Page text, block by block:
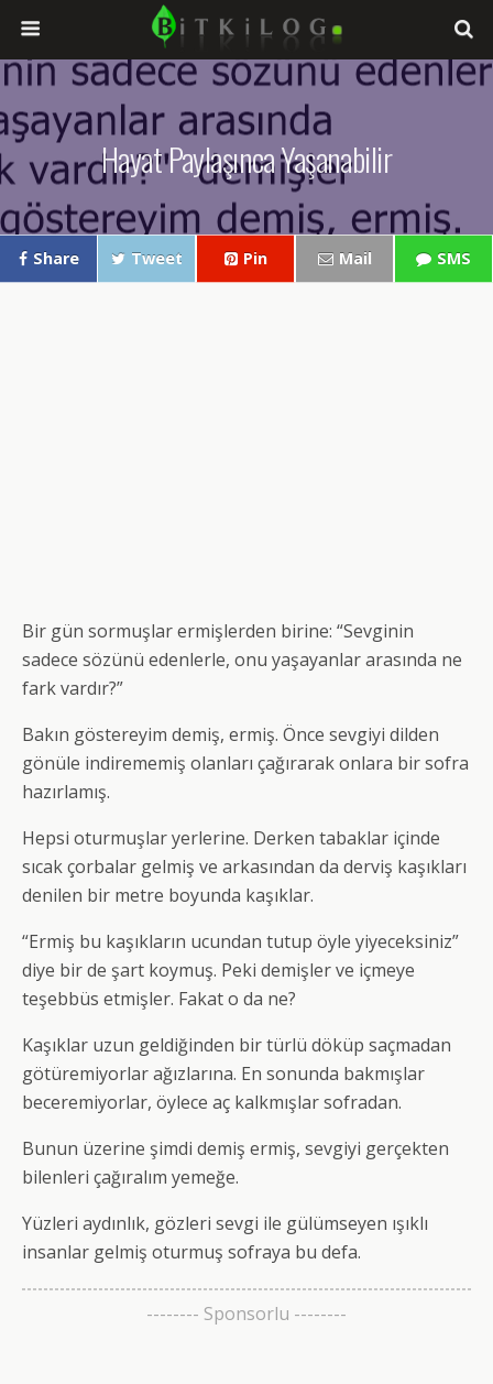
Hayat Paylaşınca Yaşanabilir
Share Tweet Pin Mail SMS
Bir gün sormuşlar ermişlerden birine: “Sevginin
sadece sözünü edenlerle, onu yaşayanlar arasında ne
fark vardır?”
Bakın göstereyim demiş, ermiş. Önce sevgiyi dilden
gönüle indirememiş olanları çağırarak onlara bir sofra
hazırlamış.
Hepsi oturmuşlar yerlerine. Derken tabaklar içinde
sıcak çorbalar gelmiş ve arkasından da derviş kaşıkları
denilen bir metre boyunda kaşıklar.
“Ermiş bu kaşıkların ucundan tutup öyle yiyeceksiniz”
diye bir de şart koymuş. Peki demişler ve içmeye
teşebbüs etmişler. Fakat o da ne?
Kaşıklar uzun geldiğinden bir türlü döküp saçmadan
götüremiyorlar ağızlarına. En sonunda bakmışlar
beceremiyorlar, öylece aç kalkmışlar sofradan.
Bunun üzerine şimdi demiş ermiş, sevgiyi gerçekten
bilenleri çağıralım yemeğe.
Yüzleri aydınlık, gözleri sevgi ile gülümseyen ışıklı
insanlar gelmiş oturmuş sofraya bu defa.
-------- Sponsorlu --------